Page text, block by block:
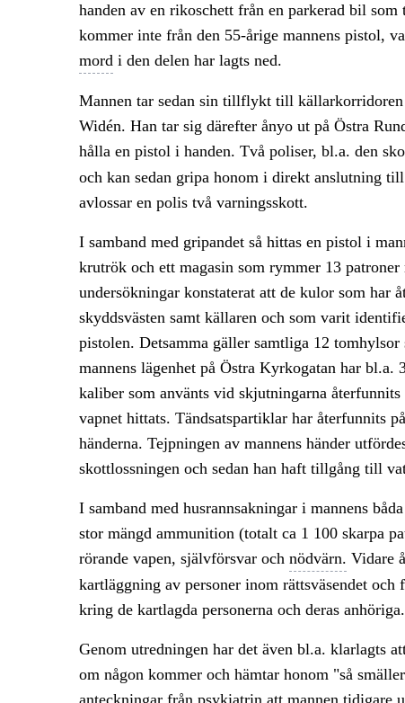
handen av en rikoschett från en parkerad bil
kommer inte från den 55-årige mannens pistol,
mord i den delen har lagts ned.
Mannen tar sedan sin tillflykt till
Widén. Han tar sig därefter ånyo ut på Östra
hålla en pistol i handen. Två poliser, bl.a. den
och kan sedan gripa honom i direkt anslutning
avlossar en polis två varningsskott.
I samband med gripandet så hittas en pistol i
krutrök och ett magasin som rymmer 13
undersökningar konstaterat att de kulor som har
skyddsvästen samt källaren och som varit
pistolen. Detsamma gäller samtliga 12
mannens lägenhet på Östra Kyrkogatan har bl.a.
kaliber som använts vid skjutningarna
vapnet hittats. Tändsatspartiklar har återfunnits
händerna. Tejpningen av mannens händer
skottlossningen och sedan han haft tillgång till
I samband med husrannsakningar i mannens
stor mängd ammunition (totalt ca 1 100 skarpa
rörande vapen, självförsvar och nödvärn. Vidare
kartläggning av personer inom rättsväsendet
kring de kartlagda personerna och deras anhöriga.
Genom utredningen har det även bl.a. klarlagts
om någon kommer och hämtar honom "så
anteckningar från psykiatrin att mannen tidigare